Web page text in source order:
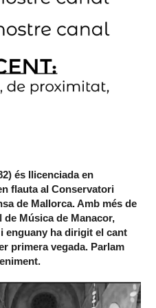
és llicenciada en
flauta al Conservatori
de Mallorca. Amb més de
de Música de Manacor,
enguany ha dirigit el cant
primera vegada. Parlam